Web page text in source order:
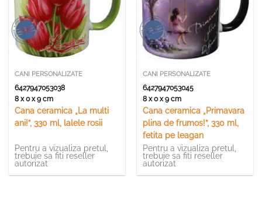
CANI PERSONALIZATE
6427947053038
8 x 0 x 9 cm
Cana ceramica „La multi
ani!”, 330 ml, lalele rosii
Pentru a vizualiza pretul,
trebuie sa fiti reseller
autorizat
CANI PERSONALIZATE
6427947053045
8 x 0 x 9 cm
Cana ceramica „Primavara
plina de frumos!”, 330 ml,
fetita pe leagan
Pentru a vizualiza pretul,
trebuie sa fiti reseller
autorizat